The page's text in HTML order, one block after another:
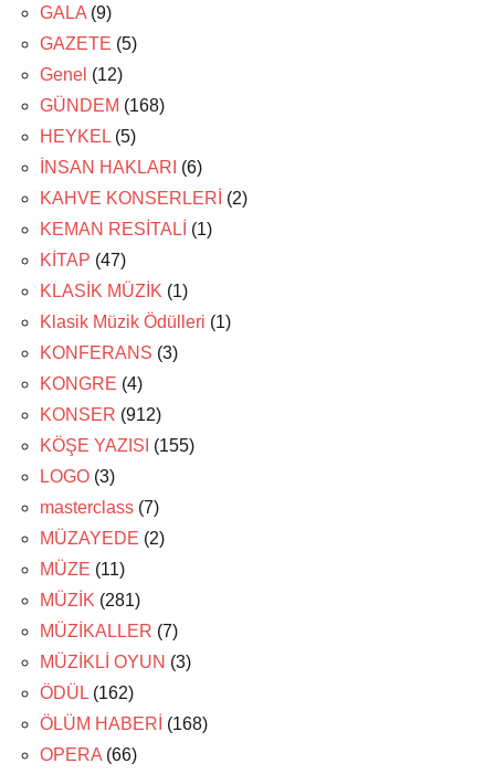
GALA (9)
GAZETE (5)
Genel (12)
GÜNDEM (168)
HEYKEL (5)
İNSAN HAKLARI (6)
KAHVE KONSERLERİ (2)
KEMAN RESİTALİ (1)
KİTAP (47)
KLASİK MÜZİK (1)
Klasik Müzik Ödülleri (1)
KONFERANS (3)
KONGRE (4)
KONSER (912)
KÖŞE YAZISI (155)
LOGO (3)
masterclass (7)
MÜZAYEDE (2)
MÜZE (11)
MÜZİK (281)
MÜZİKALLER (7)
MÜZİKLİ OYUN (3)
ÖDÜL (162)
ÖLÜM HABERİ (168)
OPERA (66)